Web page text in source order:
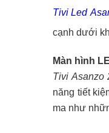
Tivi Led
cạnh dưới
Màn hình
Tivi Asanzo
năng tiết
ma như